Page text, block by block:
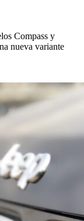
Compass y
nueva variante